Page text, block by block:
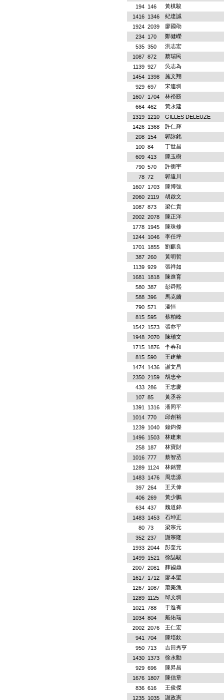
194
146
黃棋駿
1416
1346
紀達誠
1924 2039
廖國劭
234
170
鄭健嶸
535 350
洪志宏
1087 872
蔡瑞民
1139 927
吳志為
1454
1398
施文翔
929 697
宋連圳
1607
1704
林裕勝
664 462
黃永建
1319
1210
GILLES DELEUZE
1426
1368
許仁輝
208
154
郭詠銘
100 84
丁世昌
609 413
陳玉樹
790 570
許衡宇
78 72
郭遠川
1607
1703
陳博強
2060 2119
胡啟文
1087 873
梁仁貴
2002 2078
陳正洋
1778
1945
陳珠修
1244
1046
李任坪
1701
1855
劉麒良
387 260
黃明哲
1139 929
張祥如
1681
1818
陳進育
580 387
彭舜熙
588 396
馬克嬌
790 571
溫恒
815 595
蔡柏峰
1542
1573
張亦平
1948 2070
陳瑞文
1715
1876
李春和
815 590
王建華
1474
1436
謝文昌
2350 2159
胡忠全
433 286
王志慶
107 85
黃丞谷
1391
1316
潘同平
1014 770
邱創裕
1239
1040
鐘鈞傑
1496
1503
林建東
258
187
林寶財
1016 777
蔡智丞
1289
1124
林銘豐
1483
1476
周忠源
397 264
王天偉
406 269
黃少鵬
634 437
魏道錦
1483
1453
石坤正
80 73
梁宗元
352 237
謝宗隆
1933 2044
彭奎元
1499
1521
徐誌駿
2007 2081
薛國鼎
1617
1712
廖本聖
1267
1087
蕭樂漁
1289
1125
邱文圳
1021
788
于進有
1034 804
戴佑瑞
2002 2076
王仁宏
941
704
陳培欽
950 713
吉田秀亨
1430
1373
徐永勳
929 696
陳昇昌
1676
1807
陳信章
836 616
王俊傑
1235
1035 謝政憲